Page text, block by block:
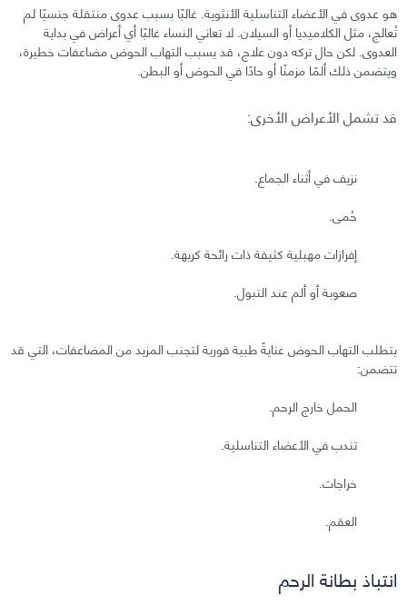
هو عدوى في الأعضاء التناسلية الأنثوية. غالبًا بسبب عدوى منتقلة جنسيًا لم
تُعالج، مثل الكلاميديا أو السيلان. لا تعاني النساء غالبًا أي أعراض في بداية
العدوى. لكن حال تركه دون علاج، قد يسبب التهاب الحوض مضاعفات خطيرة،
ويتضمن ذلك ألمًا مزمنًا أو حادًا في الحوض أو البطن.
قد تشمل الأعراض الأخرى:
نزيف في أثناء الجماع.
حُمى.
إفرازات مهبلية كثيفة ذات رائحة كريهة.
صعوبة أو ألم عند التبول.
يتطلب التهاب الحوض عنايةً طبية فورية لتجنب المزيد من المضاعفات، التي قد
تتضمن:
الحمل خارج الرحم.
تندب في الأعضاء التناسلية.
خراجات.
العقم.
انتباذ بطانة الرحم